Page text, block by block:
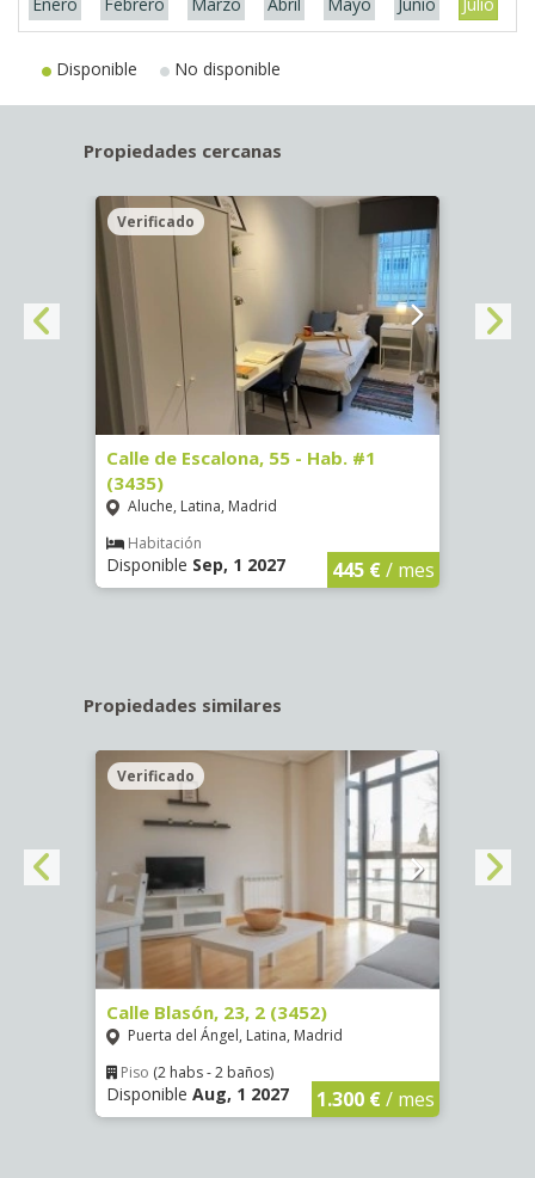
Disponible No disponible
Propiedades cercanas
Verificado
Calle de Escalona, 55 - Hab. #1
(3435)
Aluche, Latina, Madrid
Habitación
Disponible Sep, 1 2027 445 €/ mes
Propiedades similares
Verificado
Calle Blasón, 23, 2 (3452)
Puerta del Ángel, Latina, Madrid
Piso (2 habs - 2 baños)
Disponible Aug, 1 2027 1.300 €/ mes